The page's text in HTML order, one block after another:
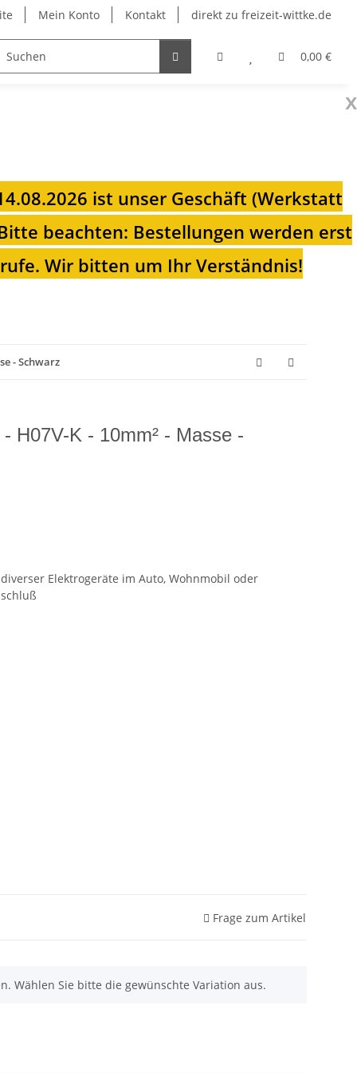
Mein Konto Kontakt direkt zu freizeit-wittke.de
0,00 €
Heizungen für Ihren
x
ist unser Geschäft (Werkstatt
beachten: Bestellungen werden erst
Wir bitten um Ihr Verständnis!
- Schwarz
H07V-K - 10mm² - Masse -
Elektrogeräte im Auto, Wohnmobil oder
Frage zum Artikel
Wählen Sie bitte die gewünschte Variation aus.